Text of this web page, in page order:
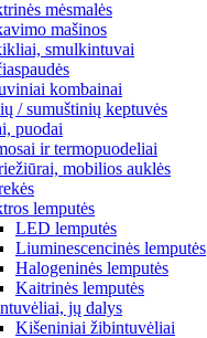
mėsmalės
mašinos
smulkintuvai
kombainai
/ sumuštinių keptuvės
puodai
ir termopuodeliai
mobilios auklės
lemputės
LED lemputės
Liuminescencinės lemputės
Halogeninės lemputės
Kaitrinės lemputės
jų dalys
Kišeniniai žibintuvėliai